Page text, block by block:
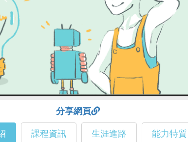
分享網頁
課程資訊 生涯進路 能力特質